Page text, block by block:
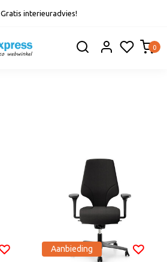
Gratis interieuradvies!
0
Aanbieding